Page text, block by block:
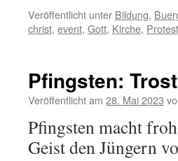
Veröffentlicht unter Bildung,
christ, event, Gott, Kirche, Protest
Pfingsten:
Veröffentlicht am 28. Mai 2023
Pfingsten macht
Geist den Jüngern